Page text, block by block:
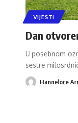
VIJESTI
Dan
U posebnom
sestre
Hannelore